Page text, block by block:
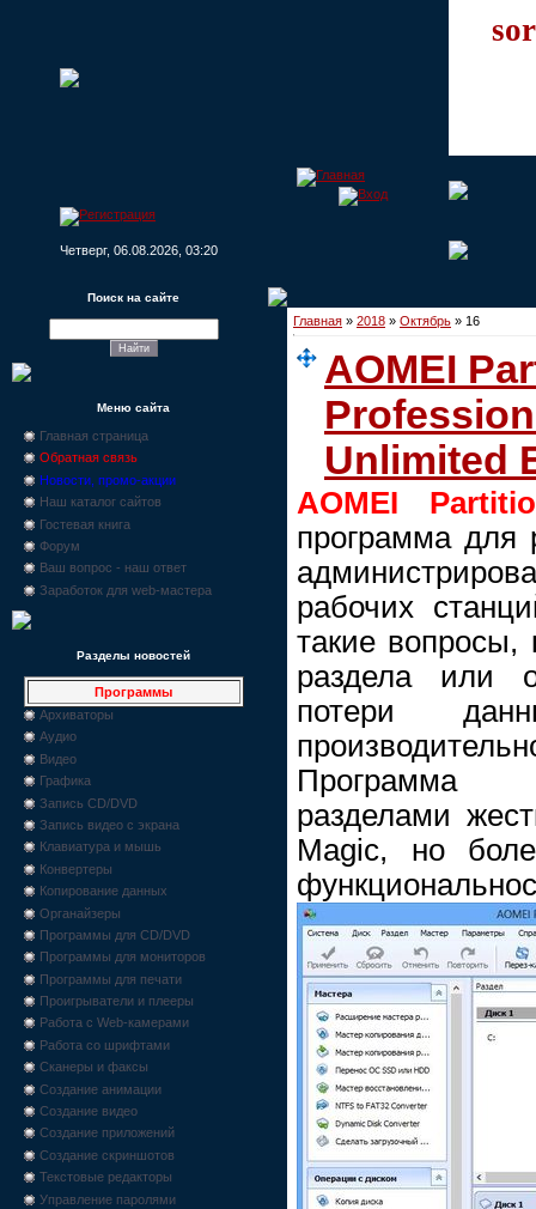
Четверг, 06.08.2026, 03:20
Поиск на сайте
Меню сайта
Главная страница
Обратная связь
Новости, промо-акции
Наш каталог сайтов
Гостевая книга
Форум
Ваш вопрос - наш ответ
Заработок для web-мастера
Разделы новостей
Программы
Архиваторы
Аудио
Видео
Графика
Запись CD/DVD
Запись видео с экрана
Клавиатура и мышь
Конвертеры
Копирование данных
Органайзеры
Программы для CD/DVD
Программы для мониторов
Программы для печати
Проигрыватели и плееры
Работа с Web-камерами
Работа со шрифтами
Сканеры и факсы
Создание анимации
Создание видео
Создание приложений
Создание скриншотов
Текстовые редакторы
Управление паролями
Главная » 2018 » Октябрь » 16
AOMEI
Unlimited
AOMEI
программа для
рабочих
такие вопросы,
раздела или
потери
Программа
разделами
Magic, но